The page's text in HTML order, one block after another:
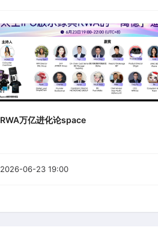
RWA万亿进化论space
2026-06-23 19:00